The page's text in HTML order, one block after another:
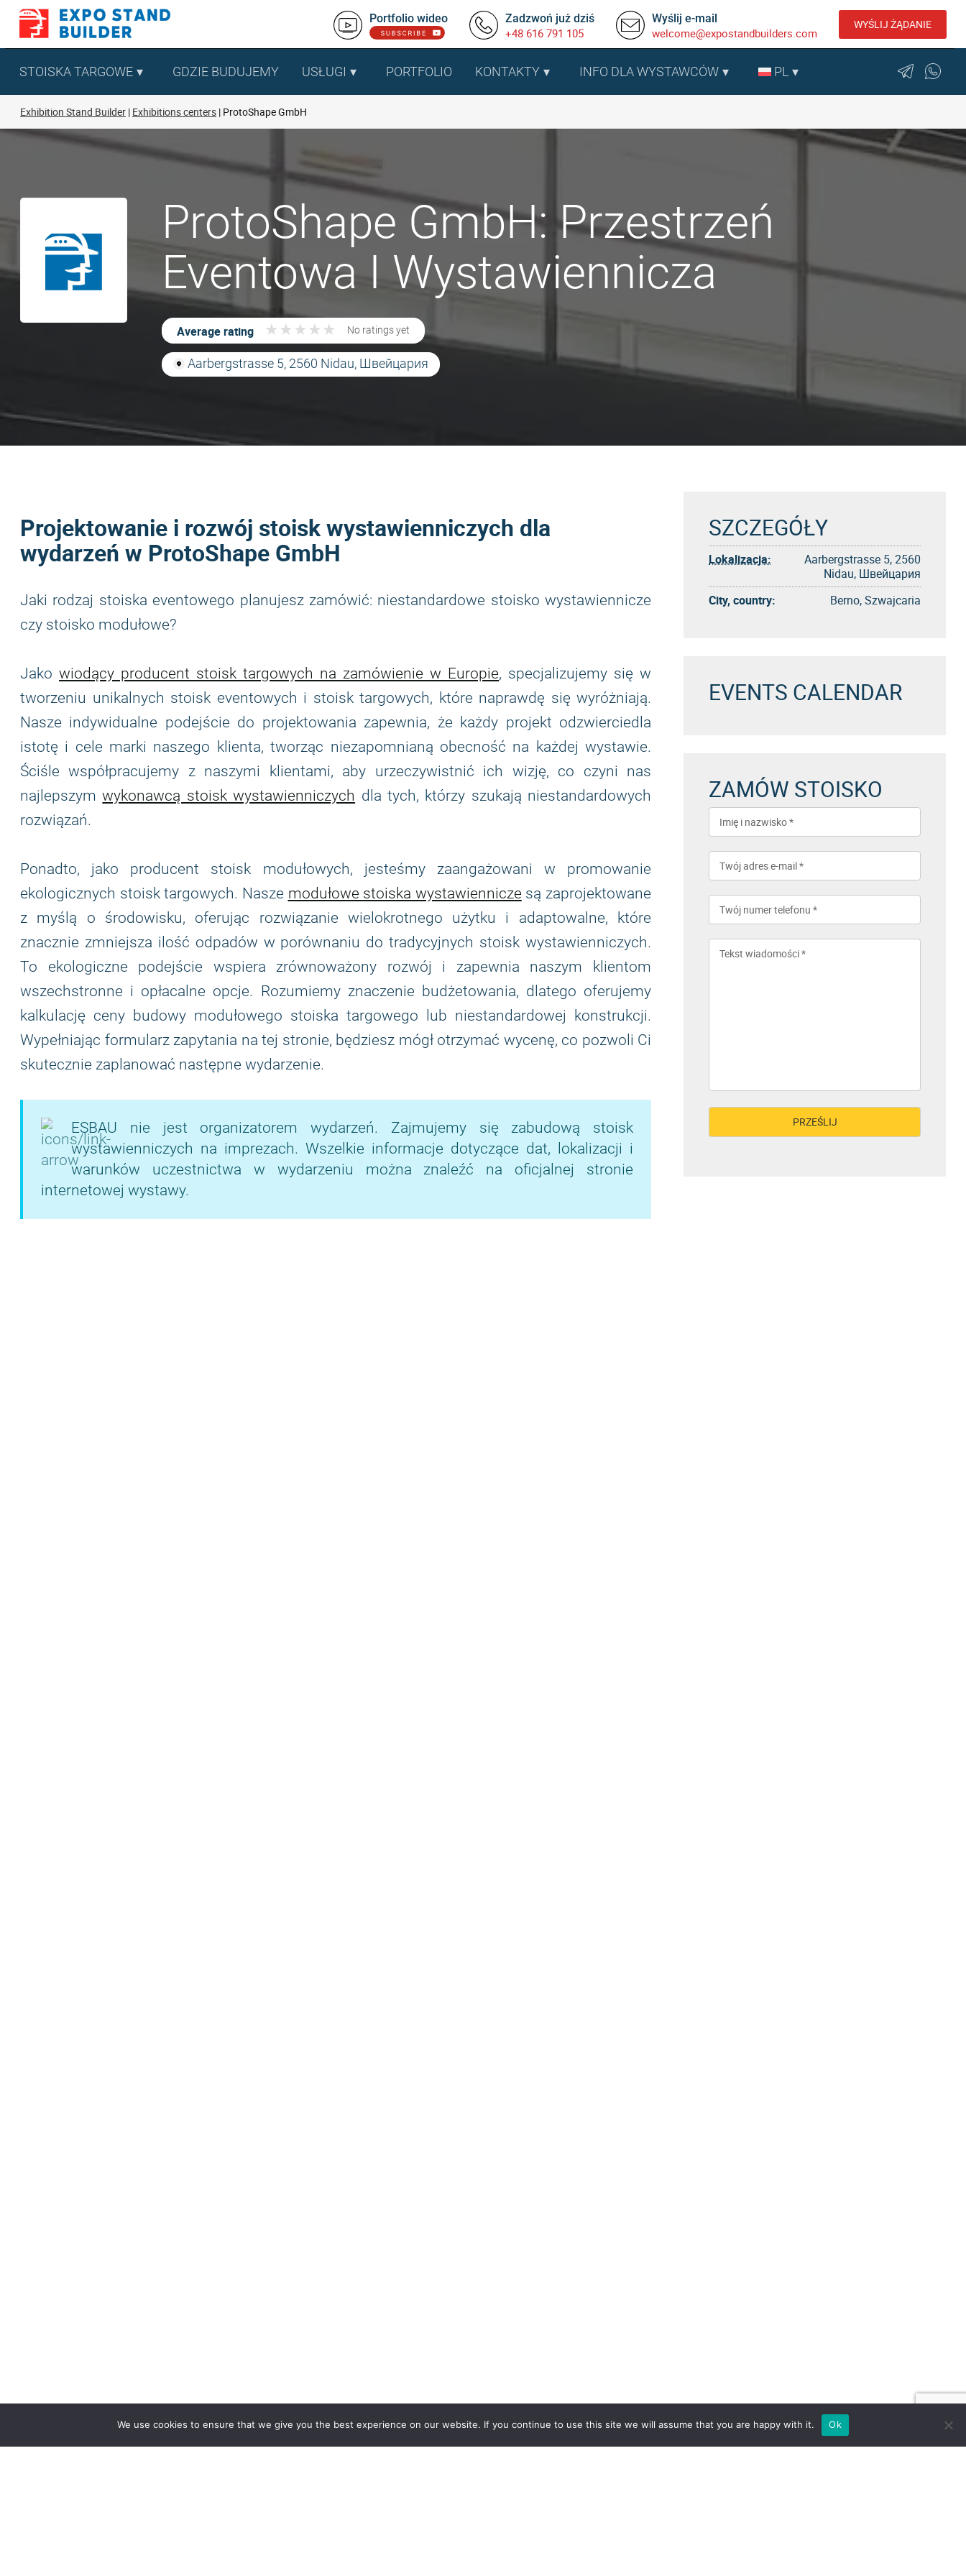
Skip
content
Portfolio wideo Zadzwoń już dziś
+48 616 791 105
Wyślij e-mail
welcome@expostandbuilders.com
WYŚLIJ ŻĄDANIE
STOISKA TARGOWE GDZIE BUDUJEMY USŁUGI PORTFOLIO KONTAKTY INFO DLA WYSTAWCÓW PL
Exhibition Stand Builder Exhibitions centers ProtoShape GmbH
ProtoShape GmbH: Przestrzeń
Eventowa I Wystawiennicza
Average rating ★ ★ ★ ★ ★
★ ★ ★ ★ ★ No ratings yet
Aarbergstrasse 5, 2560 Nidau, Швейцария
Projektowanie i rozwój stoisk wystawienniczych dla
wydarzeń w ProtoShape GmbH
Jaki rodzaj stoiska eventowego planujesz zamówić: niestandardowe stoisko wystawiennicze
czy stoisko modułowe?
Jako wiodący producent stoisk targowych na zamówienie w Europie, specjalizujemy się w
tworzeniu unikalnych stoisk eventowych i stoisk targowych, które naprawdę się wyróżniają.
Nasze indywidualne podejście do projektowania zapewnia, że każdy projekt odzwierciedla
istotę i cele marki naszego klienta, tworząc niezapomnianą obecność na każdej wystawie.
Ściśle współpracujemy z naszymi klientami, aby urzeczywistnić ich wizję, co czyni nas
najlepszymwykonawcą stoisk wystawienniczych dla tych, którzy szukają niestandardowych
rozwiązań.
Ponadto, jako producent stoisk modułowych, jesteśmy zaangażowani w promowanie
ekologicznych stoisk targowych. Nasze modułowe stoiska wystawiennicze są zaprojektowane
z myślą o środowisku, oferując rozwiązanie wielokrotnego użytku i adaptowalne, które
znacznie zmniejsza ilość odpadów w porównaniu do tradycyjnych stoisk wystawienniczych.
To ekologiczne podejście wspiera zrównoważony rozwój i zapewnia naszym klientom
wszechstronne i opłacalne opcje. Rozumiemy znaczenie budżetowania, dlatego oferujemy
kalkulację ceny budowy modułowego stoiska targowego lub niestandardowej konstrukcji.
Wypełniając formularz zapytania na tej stronie, będziesz mógł otrzymać wycenę, co pozwoli Ci
skutecznie zaplanować następne wydarzenie.
ESBAU nie jest organizatorem wydarzeń. Zajmujemy się zabudową stoisk
wystawienniczych na imprezach. Wszelkie informacje dotyczące dat, lokalizacji i
warunków uczestnictwa w wydarzeniu można znaleźć na oficjalnej stronie
internetowej wystawy.
SZCZEGÓŁY
Lokalizacja:
Aarbergstrasse 5, 2560
Nidau, Швейцария
City, country:
Berno, Szwajcaria
EVENTS CALENDAR
ZAMÓW STOISKO
We use cookies to ensure that we give you the best experience on our website. If you continue to use this site we will assume that you are happy with it. Ok